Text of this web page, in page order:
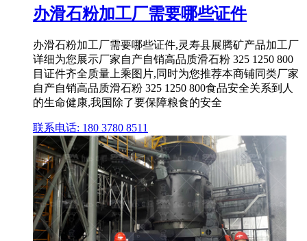
办滑石粉加工厂需要哪些证件
办滑石粉加工厂需要哪些证件,灵寿县展腾矿产品加工厂
详细为您展示厂家自产自销高品质滑石粉 325 1250 800
目证件齐全质量上乘图片,同时为您推荐本商铺同类厂家
自产自销高品质滑石粉 325 1250 800食品安全关系到人
的生命健康,我国除了要保障粮食的安全
联系电话: 180 3780 8511